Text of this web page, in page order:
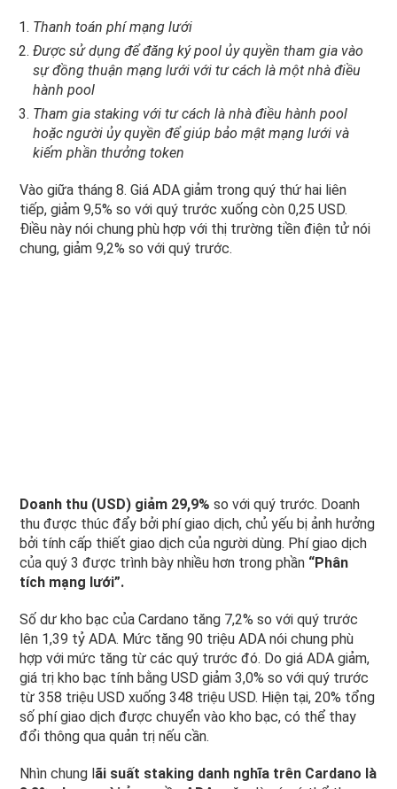
Thanh toán phí mạng lưới
Được sử dụng để đăng ký pool ủy quyền tham gia vào
sự đồng thuận mạng lưới với tư cách là một nhà điều
hành pool
Tham gia staking với tư cách là nhà điều hành pool
hoặc người ủy quyền để giúp bảo mật mạng lưới và
kiếm phần thưởng token
Vào giữa tháng 8. Giá ADA giảm trong quý thứ hai liên
tiếp, giảm 9,5% so với quý trước xuống còn 0,25 USD.
Điều này nói chung phù hợp với thị trường tiền điện tử nói
chung, giảm 9,2% so với quý trước.
Doanh thu (USD) giảm 29,9% so với quý trước. Doanh
thu được thúc đẩy bởi phí giao dịch, chủ yếu bị ảnh hưởng
bởi tính cấp thiết giao dịch của người dùng. Phí giao dịch
của quý 3 được trình bày nhiều hơn trong phần “Phân
tích mạng lưới”.
Số dư kho bạc của Cardano tăng 7,2% so với quý trước
lên 1,39 tỷ ADA. Mức tăng 90 triệu ADA nói chung phù
hợp với mức tăng từ các quý trước đó. Do giá ADA giảm,
giá trị kho bạc tính bằng USD giảm 3,0% so với quý trước
từ 358 triệu USD xuống 348 triệu USD. Hiện tại, 20% tổng
số phí giao dịch được chuyển vào kho bạc, có thể thay
đổi thông qua quản trị nếu cần.
Nhìn chung l ãi suất staking danh nghĩa trên Cardano là